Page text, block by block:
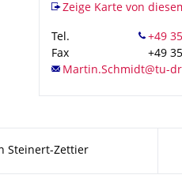
Zeige Karte von
Tel.
Fax
+49
Steinert-Zettier